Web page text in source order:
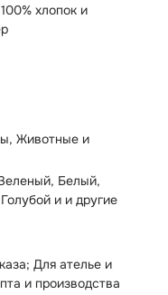
хлопок и
Животные и
Белый,
и и другие
Для ателье и
и производства